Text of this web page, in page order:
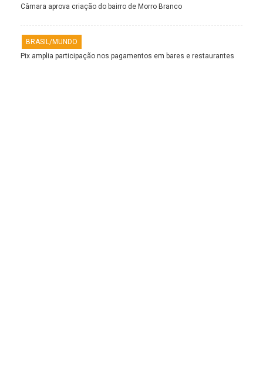
Câmara aprova criação do bairro de Morro Branco
BRASIL/MUNDO
Pix amplia participação nos pagamentos em bares e restaurantes